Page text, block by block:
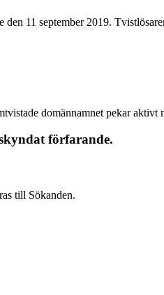
11 september 2019.
domännamnet pekar aktivt
förfarande.
till Sökanden.